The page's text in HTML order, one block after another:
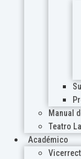
Manual
Teatro
Académico